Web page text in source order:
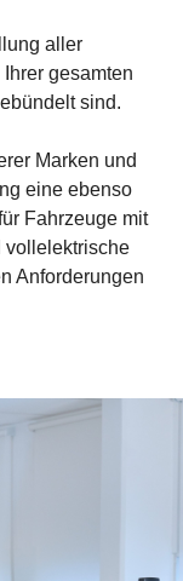
aller
gesamten
sind.
Marken und
eine ebenso
Fahrzeuge mit
vollelektrische
Anforderungen